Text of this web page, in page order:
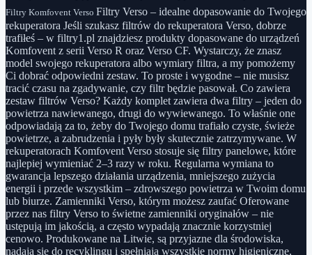
Filtry Komfovent Verso Filtry Verso – idealne dopasowanie do Twojego
rekuperatora Jeśli szukasz filtrów do rekuperatora Verso, dobrze
trafiłeś – w filtry1.pl znajdziesz produkty dopasowane do urządzeń
Komfovent z serii Verso R oraz Verso CF. Wystarczy, że znasz
model swojego rekuperatora albo wymiary filtra, a my pomożemy
Ci dobrać odpowiedni zestaw. To proste i wygodne – nie musisz
tracić czasu na zgadywanie, czy filtr będzie pasował. Co zawiera
zestaw filtrów Verso? Każdy komplet zawiera dwa filtry – jeden do
powietrza nawiewanego, drugi do wywiewanego. To właśnie one
odpowiadają za to, żeby do Twojego domu trafiało czyste, świeże
powietrze, a zabrudzenia i pyły były skutecznie zatrzymywane. W
rekuperatorach Komfovent Verso stosuje się filtry panelowe, które
najlepiej wymieniać 2–3 razy w roku. Regularna wymiana to
gwarancja lepszego działania urządzenia, mniejszego zużycia
energii i przede wszystkim – zdrowszego powietrza w Twoim domu
lub biurze. Zamienniki Verso, którym możesz zaufać Oferowane
przez nas filtry Verso to świetne zamienniki oryginałów – nie
ustępują im jakością, a często wypadają znacznie korzystniej
cenowo. Produkowane na Litwie, są przyjazne dla środowiska,
nadają się do recyklingu i spełniają wszystkie normy higieniczne,